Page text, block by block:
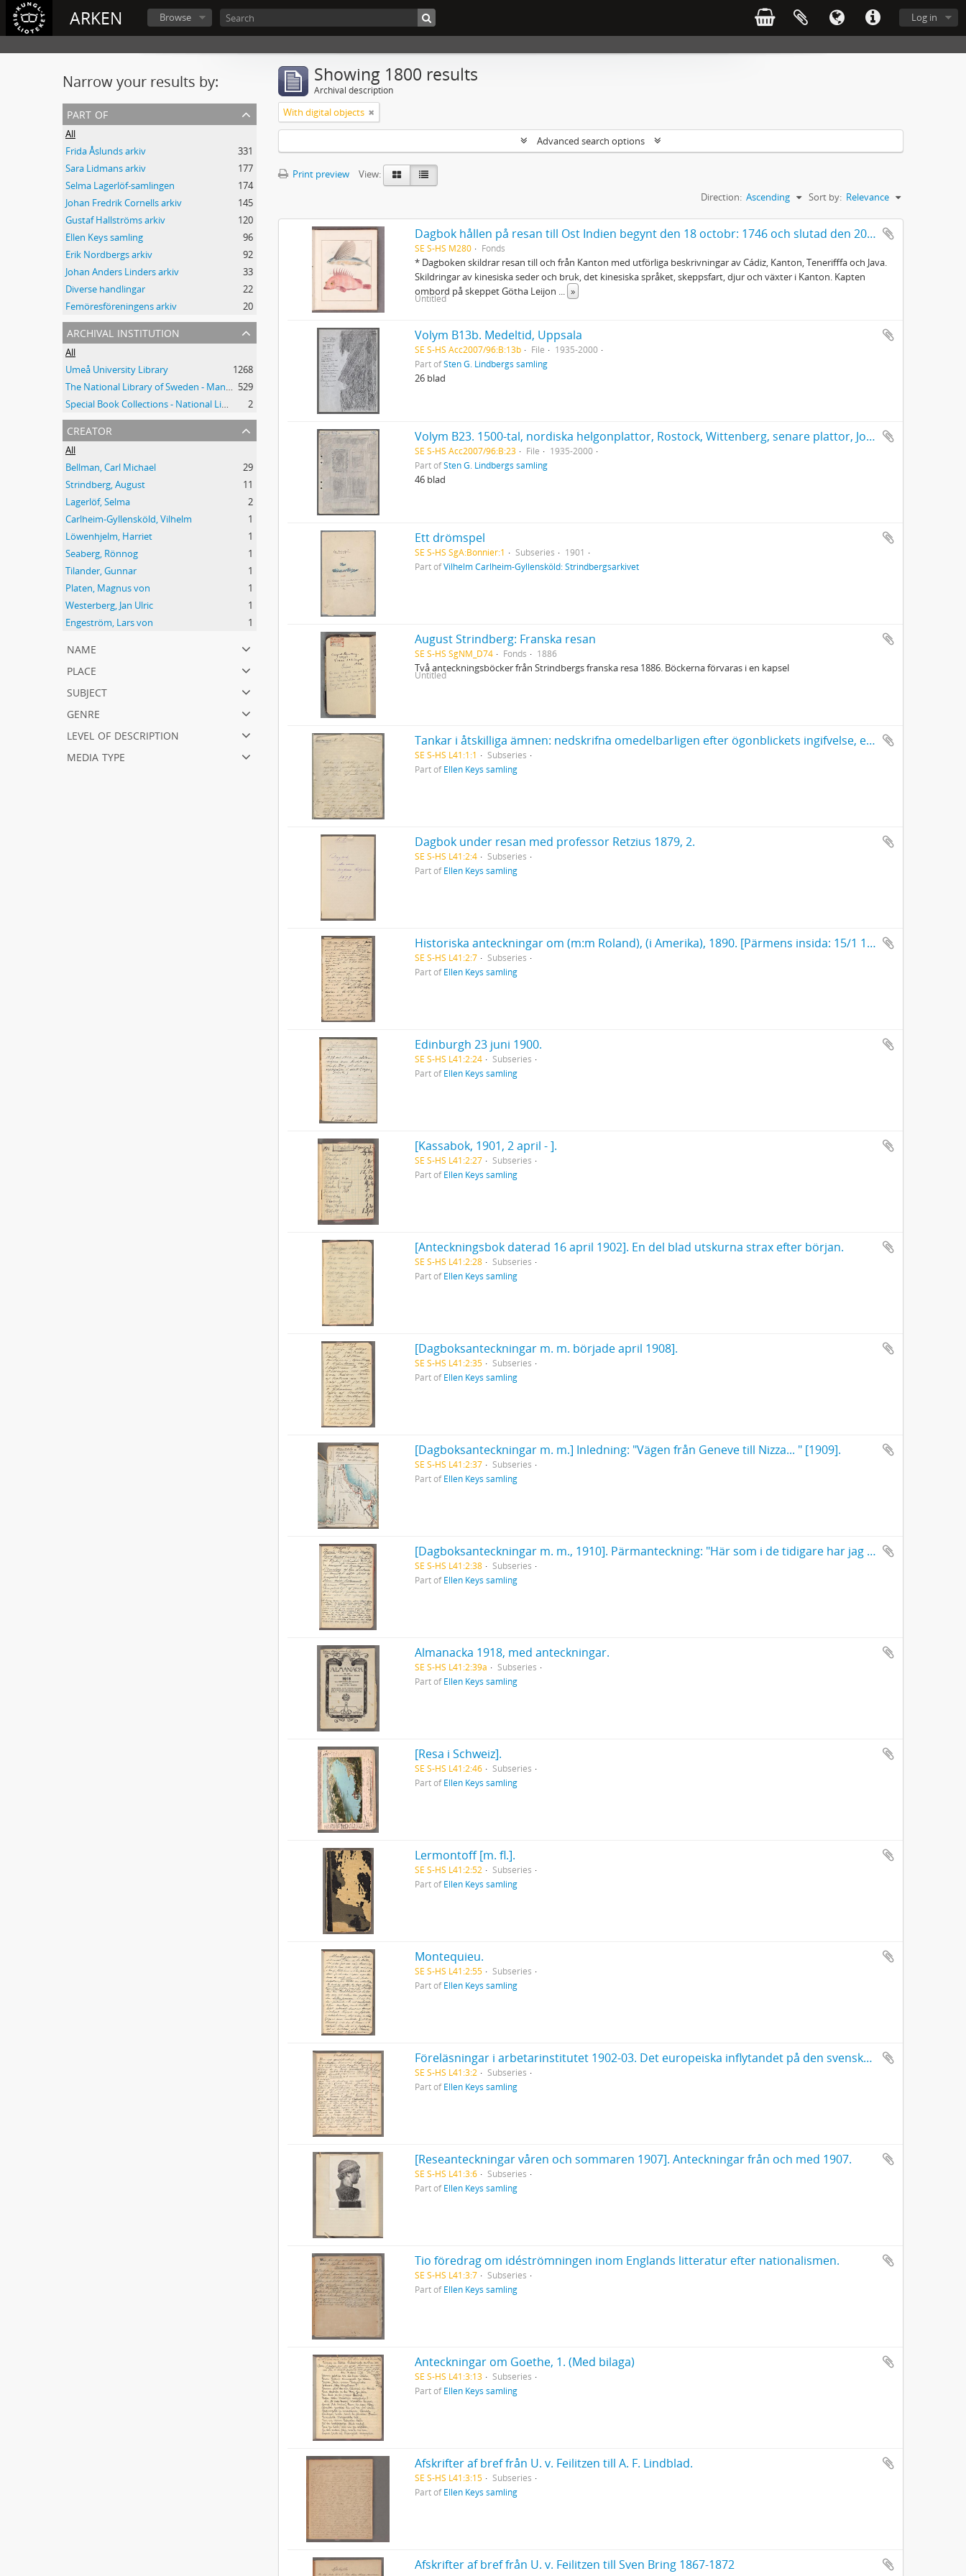
ARKEN Log in
Browse
Narrow your results by:
part of
All
Frida Åslunds arkiv
331
Sara Lidmans arkiv
177
Selma Lagerlöf-samlingen
174
Johan Fredrik Cornells arkiv
145
Gustaf Hallströms arkiv
120
Ellen Keys samling
96
Erik Nordbergs arkiv
92
Johan Anders Linders arkiv
33
Diverse handlingar
22
Femöresföreningens arkiv
20
archival institution
All
Umeå University Library
1268
The National Library of Sweden - Manuscripts Collections 529
Special Book Collections - National Library of Sweden
2
creator
All
Bellman, Carl Michael
29
Strindberg, August
11
Lagerlöf, Selma
2
Carlheim-Gyllensköld, Vilhelm
1
Löwenhjelm, Harriet
1
Seaberg, Rönnog
1
Tilander, Gunnar
1
Platen, Magnus von
1
Westerberg, Jan Ulric
1
Engeström, Lars von
1
name
place
subject
genre
level of description
media type
Showing 1800 results
Archival description
With digital objects
Advanced search options
Print preview
View:
Sort by: Relevance
Direction: Ascending
Dagbok hållen på resan till Ost Indien begynt den 18 octobr: 1746 och slutad den 20 juni 1749
SE S-HS M280 Fonds
* Dagboken skildrar resan till och från Kanton med utförliga beskrivningar av Cádiz, Kanton, Tenerifffa och Java.
Skildringar av kinesiska seder och bruk, det kinesiska språket, skeppsfart, djur och växter i Kanton. Kapten
ombord på skeppet Götha Leijon
»
Untitled
Volym B13b. Medeltid, Uppsala
SE S-HS Acc2007/96:B:13b File
1935-2000
Part ofSten G. Lindbergs samling
26 blad
Volym B23. 1500-tal, nordiska helgonplattor, Rostock, Wittenberg, senare plattor, Johan III
SE S-HS Acc2007/96:B:23 File
1935-2000
Part ofSten G. Lindbergs samling
46 blad
Ett drömspel
SE S-HS SgA:Bonnier:1 Subseries
1901
Part ofVilhelm Carlheim-Gyllensköld: Strindbergsarkivet
August Strindberg: Franska resan
SE S-HS SgNM_D74 Fonds 1886
Två anteckningsböcker från Strindbergs franska resa 1886. Böckerna förvaras i en kapsel
Untitled
Tankar i åtskilliga ämnen: nedskrifna omedelbarligen efter ögonblickets ingifvelse, endast för att blifva af med dem. Skrifna under de sista 3 åren, men här inskrifna våren 1868... .
SE S-HS L41:1:1
Subseries
Part ofEllen Keys samling
Dagbok under resan med professor Retzius 1879, 2.
SE S-HS L41:2:4
Subseries
Part ofEllen Keys samling
Historiska anteckningar om (m:m Roland), (i Amerika), 1890. [Pärmens insida: 15/1 1890, 1884 överstruket].
SE S-HS L41:2:7
Subseries
Part ofEllen Keys samling
Edinburgh 23 juni 1900.
SE S-HS L41:2:24
Subseries
Part ofEllen Keys samling
[Kassabok, 1901, 2 april - ].
SE S-HS L41:2:27
Subseries
Part ofEllen Keys samling
[Anteckningsbok daterad 16 april 1902]. En del blad utskurna strax efter början.
SE S-HS L41:2:28
Subseries
Part ofEllen Keys samling
[Dagboksanteckningar m. m. började april 1908].
SE S-HS L41:2:35
Subseries
Part ofEllen Keys samling
[Dagboksanteckningar m. m.] Inledning: "Vägen från Geneve till Nizza... " [1909].
SE S-HS L41:2:37
Subseries
Part ofEllen Keys samling
[Dagboksanteckningar m. m., 1910]. Pärmanteckning: "Här som i de tidigare har jag under dessa resetider mäst skrifvit upp endast de böcker, jag lånat och läst, icke alla mina egna, som jag småningom fått och läst".
SE S-HS L41:2:38
Subseries
Part ofEllen Keys samling
Almanacka 1918, med anteckningar.
SE S-HS L41:2:39a
Subseries
Part ofEllen Keys samling
[Resa i Schweiz].
SE S-HS L41:2:46
Subseries
Part ofEllen Keys samling
Lermontoff [m. fl.].
SE S-HS L41:2:52
Subseries
Part ofEllen Keys samling
Montequieu.
SE S-HS L41:2:55
Subseries
Part ofEllen Keys samling
Föreläsningar i arbetarinstitutet 1902-03. Det europeiska inflytandet på den svenska litteraturen. [Storhetstiden].
SE S-HS L41:3:2
Subseries
Part ofEllen Keys samling
[Reseanteckningar våren och sommaren 1907]. Anteckningar från och med 1907.
SE S-HS L41:3:6
Subseries
Part ofEllen Keys samling
Tio föredrag om idéströmningen inom Englands litteratur efter nationalismen.
SE S-HS L41:3:7
Subseries
Part ofEllen Keys samling
Anteckningar om Goethe, 1. (Med bilaga)
SE S-HS L41:3:13
Subseries
Part ofEllen Keys samling
Afskrifter af bref från U. v. Feilitzen till A. F. Lindblad.
SE S-HS L41:3:15
Subseries
Part ofEllen Keys samling
Afskrifter af bref från U. v. Feilitzen till Sven Bring 1867-1872